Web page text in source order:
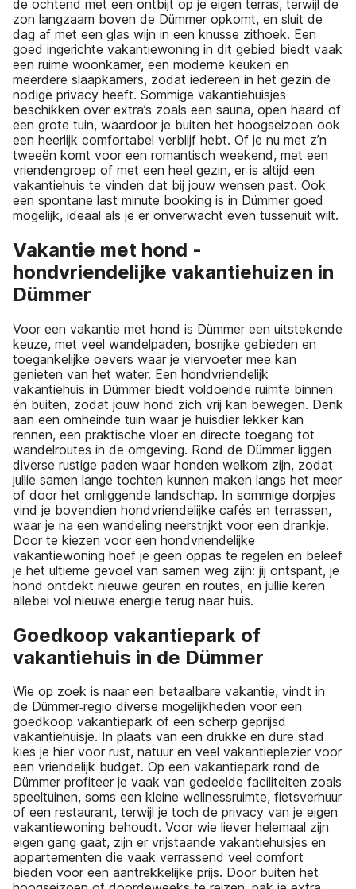
de ochtend met een ontbijt op je eigen terras, terwijl de
zon langzaam boven de Dümmer opkomt, en sluit de
dag af met een glas wijn in een knusse zithoek. Een
goed ingerichte vakantiewoning in dit gebied biedt vaak
een ruime woonkamer, een moderne keuken en
meerdere slaapkamers, zodat iedereen in het gezin de
nodige privacy heeft. Sommige vakantiehuisjes
beschikken over extra’s zoals een sauna, open haard of
een grote tuin, waardoor je buiten het hoogseizoen ook
een heerlijk comfortabel verblijf hebt. Of je nu met z’n
tweeën komt voor een romantisch weekend, met een
vriendengroep of met een heel gezin, er is altijd een
vakantiehuis te vinden dat bij jouw wensen past. Ook
een spontane last minute booking is in Dümmer goed
mogelijk, ideaal als je er onverwacht even tussenuit wilt.
Vakantie met hond -
hondvriendelijke vakantiehuizen in
Dümmer
Voor een vakantie met hond is Dümmer een uitstekende
keuze, met veel wandelpaden, bosrijke gebieden en
toegankelijke oevers waar je viervoeter mee kan
genieten van het water. Een hondvriendelijk
vakantiehuis in Dümmer biedt voldoende ruimte binnen
én buiten, zodat jouw hond zich vrij kan bewegen. Denk
aan een omheinde tuin waar je huisdier lekker kan
rennen, een praktische vloer en directe toegang tot
wandelroutes in de omgeving. Rond de Dümmer liggen
diverse rustige paden waar honden welkom zijn, zodat
jullie samen lange tochten kunnen maken langs het meer
of door het omliggende landschap. In sommige dorpjes
vind je bovendien hondvriendelijke cafés en terrassen,
waar je na een wandeling neerstrijkt voor een drankje.
Door te kiezen voor een hondvriendelijke
vakantiewoning hoef je geen oppas te regelen en beleef
je het ultieme gevoel van samen weg zijn: jij ontspant, je
hond ontdekt nieuwe geuren en routes, en jullie keren
allebei vol nieuwe energie terug naar huis.
Goedkoop vakantiepark of
vakantiehuis in de Dümmer
Wie op zoek is naar een betaalbare vakantie, vindt in
de Dümmer‑regio diverse mogelijkheden voor een
goedkoop vakantiepark of een scherp geprijsd
vakantiehuisje. In plaats van een drukke en dure stad
kies je hier voor rust, natuur en veel vakantieplezier voor
een vriendelijk budget. Op een vakantiepark rond de
Dümmer profiteer je vaak van gedeelde faciliteiten zoals
speeltuinen, soms een kleine wellnessruimte, fietsverhuur
of een restaurant, terwijl je toch de privacy van je eigen
vakantiewoning behoudt. Voor wie liever helemaal zijn
eigen gang gaat, zijn er vrijstaande vakantiehuisjes en
appartementen die vaak verrassend veel comfort
bieden voor een aantrekkelijke prijs. Door buiten het